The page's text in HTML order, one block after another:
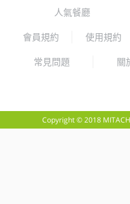
人氣餐廳
會員規約 使用規約
常見問題 關
Copyright © 2018